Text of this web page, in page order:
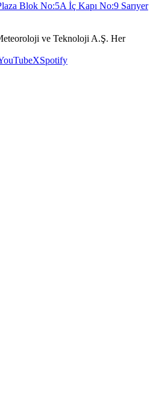
Blok No:5A İç Kapı No:9 Sarıyer
ve Teknoloji A.Ş. Her
XSpotify